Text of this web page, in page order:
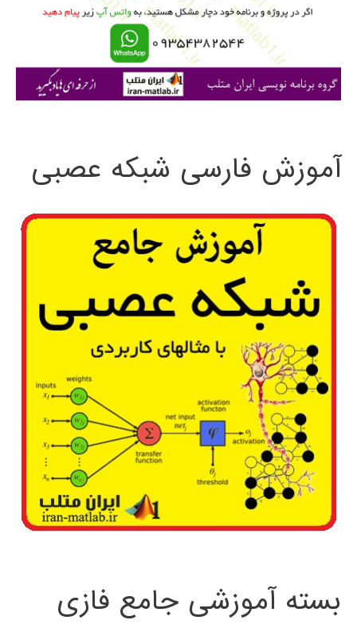
ی
آموزش فارسی شبکه عصبی
بسته آموزشی جامع فازی